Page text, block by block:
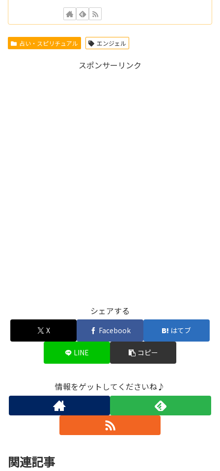
占い・スピリチュアル エンジェル
スポンサーリンク
シェアする
X Facebook はてブ
LINE コピー
情報をゲットしてくださいね♪
関連記事